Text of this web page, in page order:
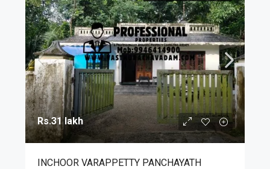
Rs.31 lakh
INCHOOR VARAPPETTY PANCHAYATH